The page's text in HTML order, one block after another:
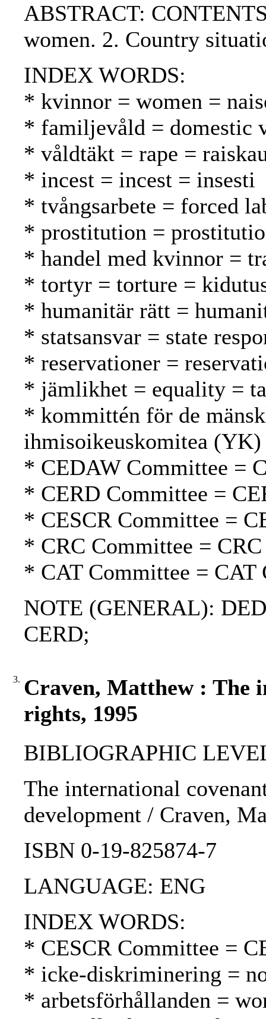
ABSTRACT:
women. 2. Country
INDEX WORDS:
* kvinnor = women =
* familjevåld = domestic
* våldtäkt = rape =
* incest = incest = insesti
* tvångsarbete = forced
* prostitution =
* handel med kvinnor =
* tortyr = torture =
* humanitär rätt =
* statsansvar = state
* reservationer =
* jämlikhet = equality =
* kommittén för de
ihmisoikeuskomitea (YK)
* CEDAW Committee =
* CERD Committee =
* CESCR Committee =
* CRC Committee =
* CAT Committee = CAT
NOTE (GENERAL):
CERD;
3. Craven, Matthew : The
rights, 1995
BIBLIOGRAPHIC
The international
development / Craven,
ISBN 0-19-825874-7
LANGUAGE: ENG
INDEX WORDS:
* CESCR Committee =
* icke-diskriminering =
* arbetsförhållanden =